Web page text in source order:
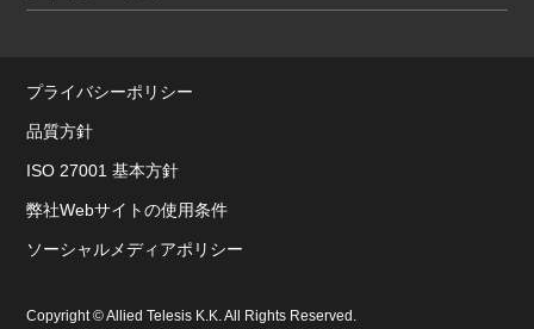
プライバシーポリシー
品質方針
ISO 27001 基本方針
弊社Webサイトの使用条件
ソーシャルメディアポリシー
Copyright © Allied Telesis K.K. All Rights Reserved.